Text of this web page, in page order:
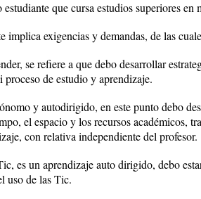
estudiante que cursa estudios superiores
implica exigencias y demandas, de las
se refiere a que debo desarrollar
de estudio y aprendizaje.
y autodirigido, en este punto debo
el espacio y los recursos académicos,
con relativa independiente del profesor.
es un aprendizaje auto dirigido, debo
uso de las Tic.